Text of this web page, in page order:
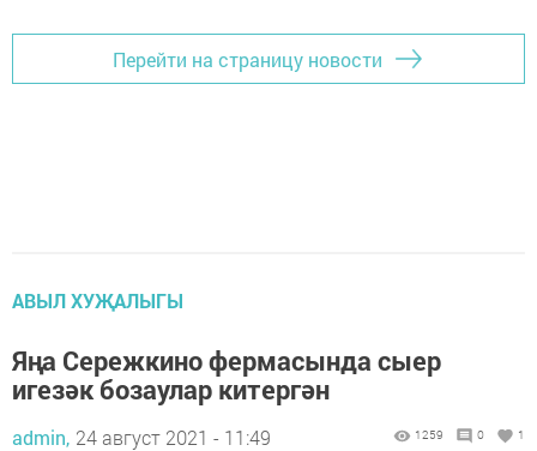
Перейти на страницу новости
АВЫЛ ХУҖАЛЫГЫ
Яңа Сережкино фермасында сыер
игезәк бозаулар китергән
admin, 24 август 2021 - 11:49 1259 0 1